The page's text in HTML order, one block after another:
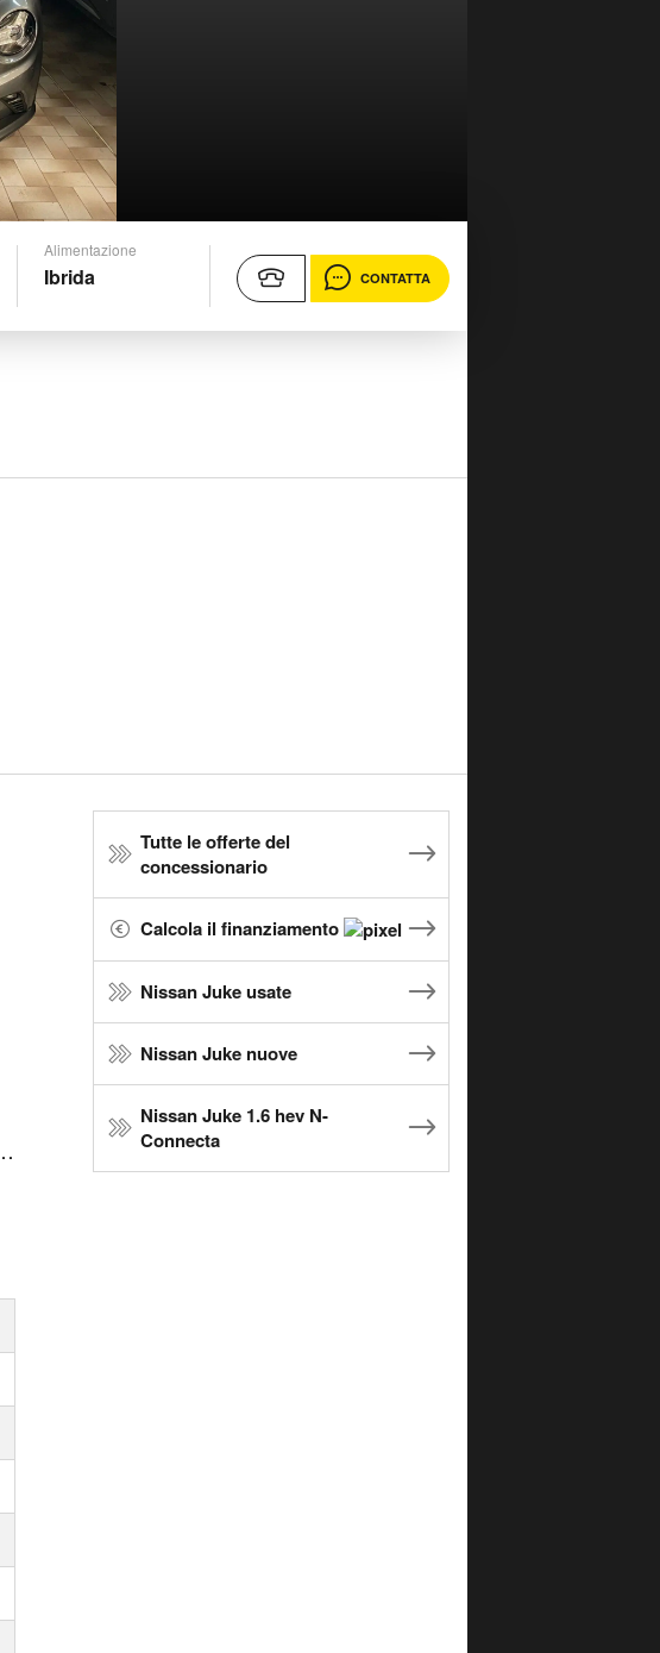
Alimentazione
Ibrida CONTATTA
Tutte le offerte del
concessionario
Calcola il finanziamento
Nissan Juke usate
Nissan Juke nuove
Nissan Juke 1.6 hev N-
Connecta